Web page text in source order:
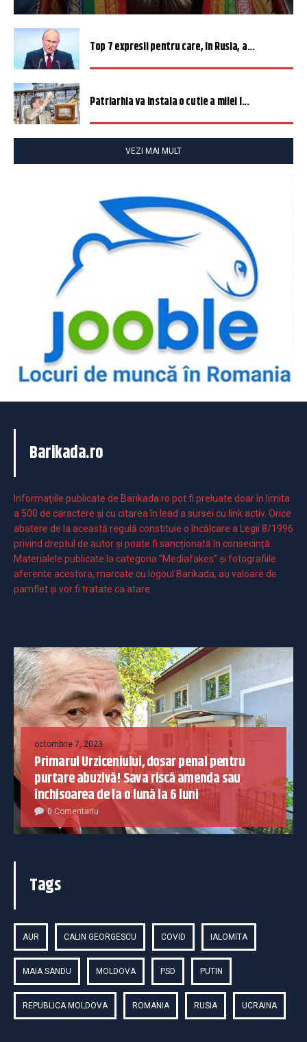
Top 7 expresii pentru care, în Rusia, a...
Patriarhia va instala o cutie a milei î...
VEZI MAI MULT
Barikada.ro
Informaţiile publicate de Barikada.ro pot fi preluate doar în limita
a 500 de caractere şi cu citarea în lead a sursei cu link activ. Orice
abatere de la această regulă constituie o încălcare a Legii 8/1996
privind dreptul de autor și poate fi sancționată în consecință.
Materialele publicate la categoria ”Mediafakes” și fotografiile
aferente acestora, marcate cu logoul Barikada, au valoare de
pamflet și vor fi tratate ca atare.
octombrie 7, 2023
Primarul Urziceniului, dosar penal pentru
purtare abuzivă! Sava riscă amenda sau
închisoarea de la o lună la 6 luni
0 Comentariu
Tags
AUR CALIN GEORGESCU COVID IALOMITA
MAIA SANDU MOLDOVA PSD PUTIN
REPUBLICA MOLDOVA ROMANIA RUSIA UCRAINA